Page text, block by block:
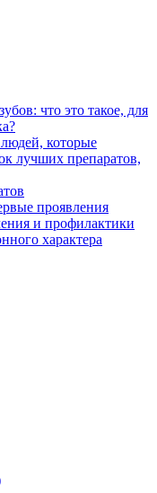
которые
характера